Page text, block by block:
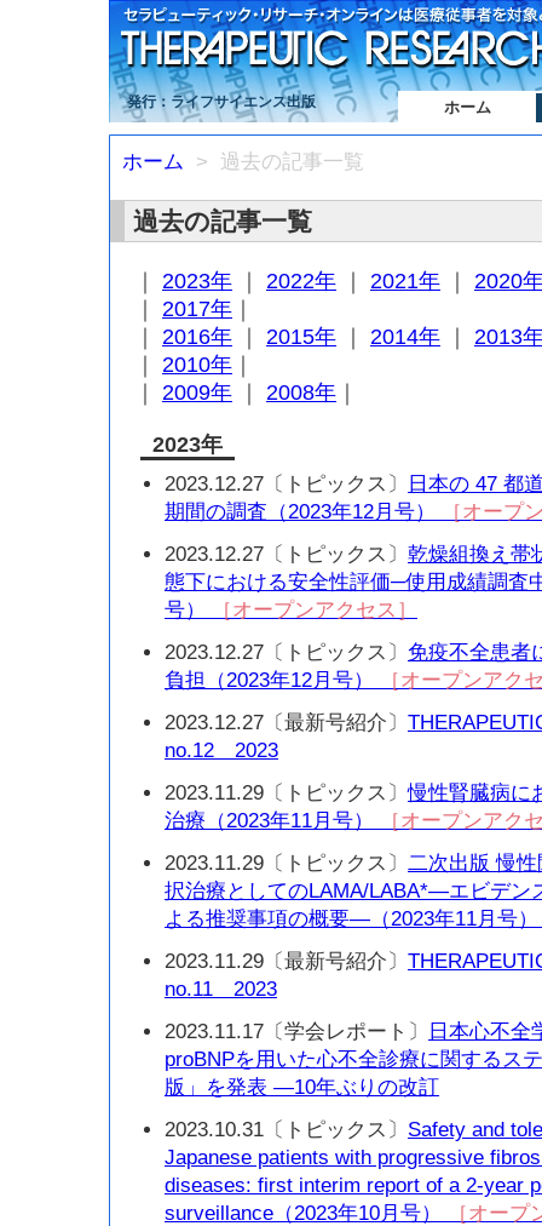
発行：ライフサイエンス出版 ホーム
ホーム > 過去の記事一覧
過去の記事一覧
｜ 2023年 ｜ 2022年 ｜ 2021年 ｜ 2020
｜ 2017年 ｜
｜ 2016年 ｜ 2015年 ｜ 2014年 ｜ 2013
｜ 2010年 ｜
｜ 2009年 ｜ 2008年 ｜
2023年
2023.12.27〔トピックス〕
日本の 47 都
期間の調査（2023年12月号）
［オープ
2023.12.27〔トピックス〕 乾燥組換え帯
態下における安全性評価─使用成績調査
号）
［オープンアクセス］
2023.12.27〔トピックス〕 免疫不全患者
負担（2023年12月号）
［オープンアク
2023.12.27〔最新号紹介〕
no.12 2023
2023.11.29〔トピックス〕慢性腎臓病に
治療（2023年11月号）
［オープンアク
2023.11.29〔トピックス〕 二次出版 慢
択治療としてのLAMA/LABA*—エビデン
よる推奨事項の概要—（2023年11月号
2023.11.29〔最新号紹介〕
no.11 2023
2023.11.17〔学会レポート〕
日本心不全
proBNPを用いた心不全診療に関するス
版」を発表 —10年ぶりの改訂
2023.10.31〔トピックス〕 Safety and
Japanese patients with progressive
diseases: first interim report of a 2-year
surveillance（2023年10月号）
［オー